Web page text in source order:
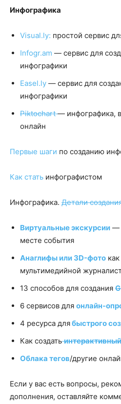
Инфографика
Visual.ly: простой сервис
Infogr.am — сервис для
инфографики
Easel.ly — сервис для
инфографики
Piktochart— инфографика,
онлайн
Первые шаги по созданию
Как стать инфографистом
Инфографика. Детали
Виртуальные экскурсии —
месте события
Анаглифы или 3D-фото
мультимедийной
13 способов для создания
6 сервисов для онлайн-
4 ресурса длябыстрого
Как создать
Облака тегов/другие
Если у вас есть вопросы,
дополнения, оставляйте